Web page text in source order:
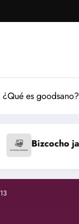
¿Qué es goodsano?
de chocolate